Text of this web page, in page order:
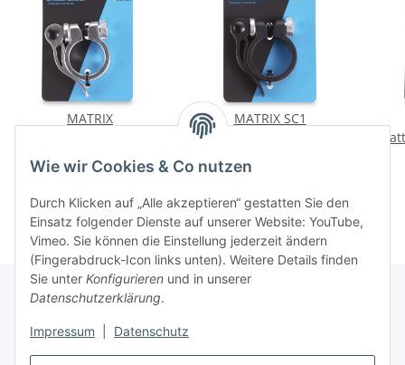
Wie wir Cookies & Co nutzen
Durch Klicken auf „Alle akzeptieren“ gestatten Sie den
Einsatz folgender Dienste auf unserer Website: YouTube,
Vimeo. Sie können die Einstellung jederzeit ändern
(Fingerabdruck-Icon links unten). Weitere Details finden
Sie unter Konfigurieren und in unserer
Datenschutzerklärung.
Impressum Datenschutz
MATRIX
31.8mm Silber
Aluminium mit
Schnellspanner
6,42 €
MATRIX SC1
Sattelstützklemme Alu
Schnellspanner
Informationen